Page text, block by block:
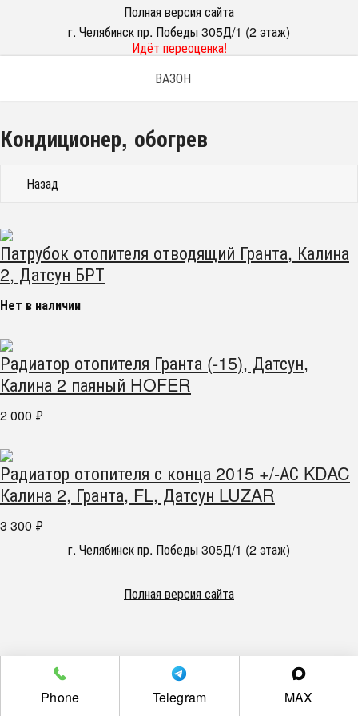
Полная версия сайта
г. Челябинск пр. Победы 305Д/1 (2 этаж)
Идёт переоценка!
ВАЗОН
Кондиционер, обогрев
Назад
Патрубок отопителя отводящий Гранта, Калина
2, Датсун БРТ
Нет в наличии
Радиатор отопителя Гранта (-15), Датсун,
Калина 2 паяный HOFER
2 000 ₽
Радиатор отопителя с конца 2015 +/-АС KDAC
Калина 2, Гранта, FL, Датсун LUZAR
3 300 ₽
г. Челябинск пр. Победы 305Д/1 (2 этаж)
Полная версия сайта
Phone Telegram MAX